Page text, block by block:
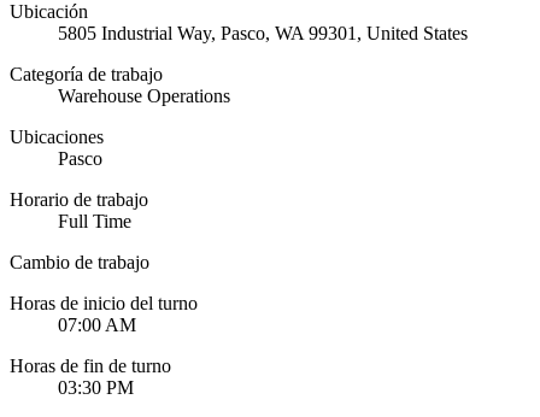
Ubicación
5805 Industrial Way, Pasco, WA 99301, United States
Categoría de trabajo
Warehouse Operations
Ubicaciones
Pasco
Horario de trabajo
Full Time
Cambio de trabajo
Horas de inicio del turno
07:00 AM
Horas de fin de turno
03:30 PM